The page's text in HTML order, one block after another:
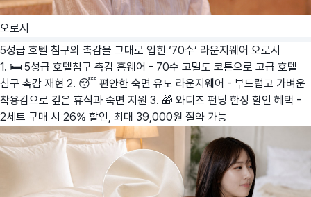
오로시
5성급 호텔 침구의 촉감을 그대로 입힌 ‘70수’ 라운지웨어 오로시
1. 🛏️ 5성급 호텔침구 촉감 홈웨어 - 70수 고밀도 코튼으로 고급 호텔
침구 촉감 재현 2. 😴 편안한 숙면 유도 라운지웨어 - 부드럽고 가벼운
착용감으로 깊은 휴식과 숙면 지원 3. 🎁 와디즈 펀딩 한정 할인 혜택 -
2세트 구매 시 26% 할인, 최대 39,000원 절약 가능